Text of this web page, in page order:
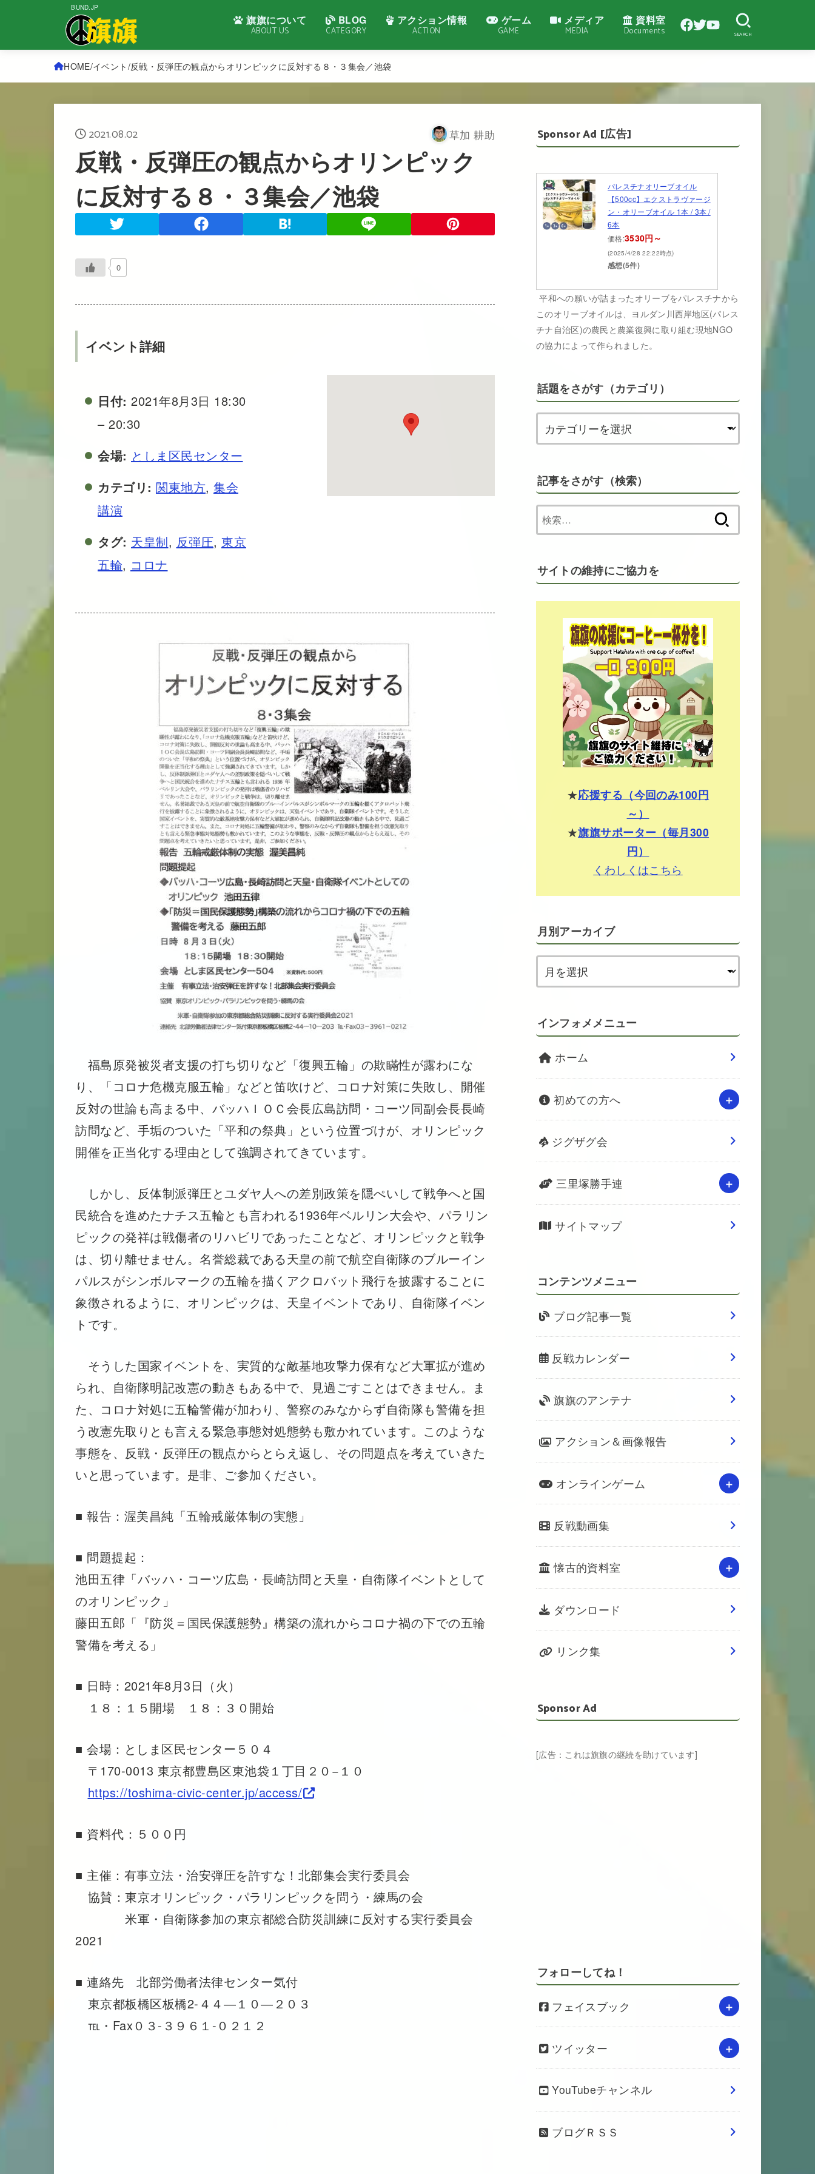
BUND.JP
旗旗について
ABOUT US
BLOG
CATEGORY
アクション情報
ACTION
ゲーム
GAME
メディア
MEDIA
資料室
Documents SEARCH
HOME イベント 反戦・反弾圧の観点からオリンピックに反対する８・３集会／池袋
2021.08.02 草加 耕助
反戦・反弾圧の観点からオリンピック
に反対する８・３集会／池袋
0
イベント詳細
日付: 2021年8月3日 18:30
– 20:30
会場: としま区民センター
カテゴリ: 関東地方, 集会
講演
タグ: 天皇制, 反弾圧, 東京
五輪, コロナ
福島原発被災者支援の打ち切りなど「復興五輪」の欺瞞性が露わにな
り、「コロナ危機克服五輪」などと笛吹けど、コロナ対策に失敗し、開催
反対の世論も高まる中、バッハＩＯＣ会長広島訪問・コーツ同副会長長崎
訪問など、手垢のついた「平和の祭典」という位置づけが、オリンピック
開催を正当化する理由として強調されてきています。
しかし、反体制派弾圧とユダヤ人への差別政策を隠ぺいして戦争へと国
民統合を進めたナチス五輪とも言われる1936年ベルリン大会や、パラリン
ピックの発祥は戦傷者のリハビリであったことなど、オリンピックと戦争
は、切り離せません。名誉総裁である天皇の前で航空自衛隊のブルーイン
パルスがシンボルマークの五輪を描くアクロバット飛行を披露することに
象徴されるように、オリンピックは、天皇イベントであり、自衛隊イベン
トです。
そうした国家イベントを、実質的な敵基地攻撃力保有など大軍拡が進め
られ、自衛隊明記改憲の動きもある中で、見過ごすことはできません。ま
た、コロナ対処に五輪警備が加わり、警察のみなからず自衛隊も警備を担
う改憲先取りとも言える緊急事態対処態勢も敷かれています。このような
事態を、反戦・反弾圧の観点からとらえ返し、その問題点を考えていきた
いと思っています。是非、ご参加ください。
■ 報告：渥美昌純「五輪戒厳体制の実態」
■ 問題提起：
池田五律「バッハ・コーツ広島・長崎訪問と天皇・自衛隊イベントとして
のオリンピック」
藤田五郎「『防災＝国民保護態勢』構築の流れからコロナ禍の下での五輪
警備を考える」
■ 日時：2021年8月3日（火）
１８：１５開場 １８：３０開始
■ 会場：としま区民センター５０４
〒170-0013 東京都豊島区東池袋１丁目２０−１０
https://toshima-civic-center.jp/access/
■ 資料代：５００円
■ 主催：有事立法・治安弾圧を許すな！北部集会実行委員会
協賛：東京オリンピック・パラリンピックを問う・練馬の会
米軍・自衛隊参加の東京都総合防災訓練に反対する実行委員会
2021
■ 連絡先 北部労働者法律センター気付
東京都板橋区板橋2-４４―１０―２０３
℡・Fax０３-３９６１-０２１２
Sponsor Ad [広告]
パレスチナオリーブオイル
【500cc】エクストラヴァージ
ン・オリーブオイル 1本 / 3本 /
6本
価格:3530円～
(2025/4/28 22:22時点)
感想(5件)
平和への願いが詰まったオリーブをパレスチナから
このオリーブオイルは、ヨルダン川西岸地区(パレス
チナ自治区)の農民と農業復興に取り組む現地NGO
の協力によって作られました。
話題をさがす（カテゴリ）
記事をさがす（検索）
索:
サイトの維持にご協力を
★応援する（今回のみ100円
～）
★旗旗サポーター（毎月300
円）
くわしくはこちら
月別アーカイブ
インフォメメニュー
ホーム
初めての方へ
ジグザグ会
三里塚勝手連
サイトマップ
コンテンツメニュー
ブログ記事一覧
反戦カレンダー
旗旗のアンテナ
アクション＆画像報告
オンラインゲーム
反戦動画集
懐古的資料室
ダウンロード
リンク集
Sponsor Ad
[広告：これは旗旗の継続を助けています]
フォローしてね！
フェイスブック
ツイッター
YouTubeチャンネル
ブログＲＳＳ